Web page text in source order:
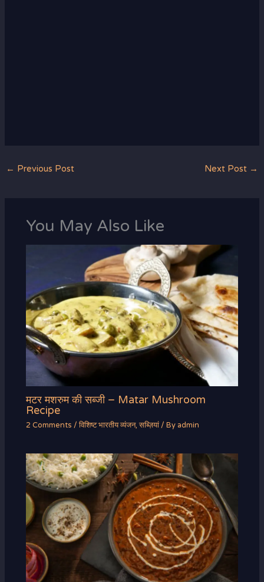
← Previous Post Next Post →
You May Also Like
मटर मशरुम की सब्जी – Matar Mushroom
Recipe
2 Comments /विशिष्ट भारतीय व्यंजन,सब्ज़ियां/ By admin